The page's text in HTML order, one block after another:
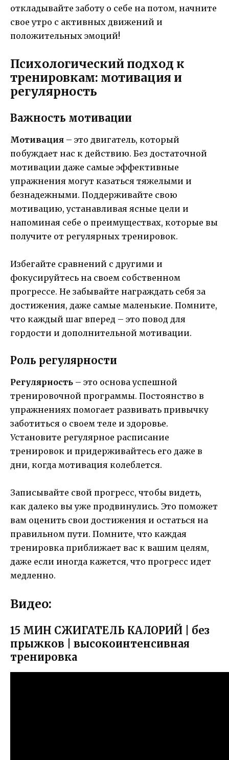
откладывайте заботу о себе на потом, начните
свое утро с активных движений и
положительных эмоций!
Психологический подход к
тренировкам: мотивация и
регулярность
Важность мотивации
Мотивация – это двигатель, который
побуждает нас к действию. Без достаточной
мотивации даже самые эффективные
упражнения могут казаться тяжелыми и
безнадежными. Поддерживайте свою
мотивацию, устанавливая ясные цели и
напоминая себе о преимуществах, которые вы
получите от регулярных тренировок.
Избегайте сравнений с другими и
фокусируйтесь на своем собственном
прогрессе. Не забывайте награждать себя за
достижения, даже самые маленькие. Помните,
что каждый шаг вперед – это повод для
гордости и дополнительной мотивации.
Роль регулярности
Регулярность – это основа успешной
тренировочной программы. Постоянство в
упражнениях помогает развивать привычку
заботиться о своем теле и здоровье.
Установите регулярное расписание
тренировок и придерживайтесь его даже в
дни, когда мотивация колеблется.
Записывайте свой прогресс, чтобы видеть,
как далеко вы уже продвинулись. Это поможет
вам оценить свои достижения и остаться на
правильном пути. Помните, что каждая
тренировка приближает вас к вашим целям,
даже если иногда кажется, что прогресс идет
медленно.
Видео:
15 МИН СЖИГАТЕЛЬ КАЛОРИЙ | без
прыжков | высокоинтенсивная
тренировка